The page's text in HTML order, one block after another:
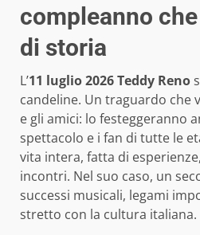
compleanno
di storia
L’11 luglio 2026Teddy Reno
candeline. Un traguardo che
e gli amici: lo festeggeranno
spettacolo e i fan di tutte le
vita intera, fatta di
incontri. Nel suo caso, un
successi musicali, legami
stretto con la cultura italiana.